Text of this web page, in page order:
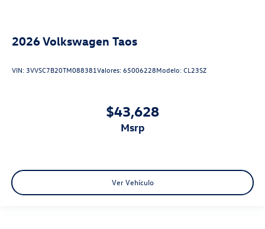
2026Volkswagen Taos
VIN: 3VVSC7B20TM088381Valores:65006228Modelo:CL23SZ
$43,628
msrp
Ver Vehículo